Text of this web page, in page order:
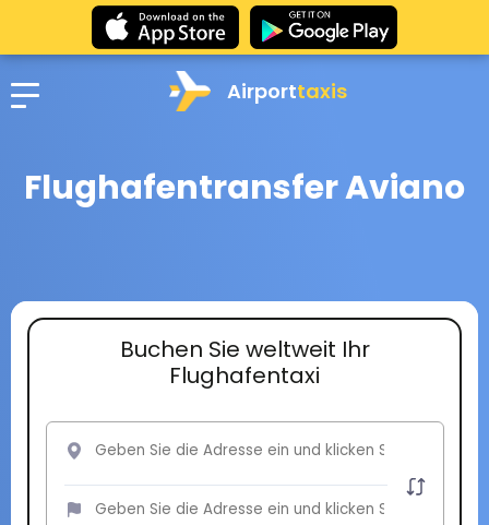
Airporttaxis
Flughafentransfer Aviano
Buchen Sie weltweit Ihr
Flughafentaxi